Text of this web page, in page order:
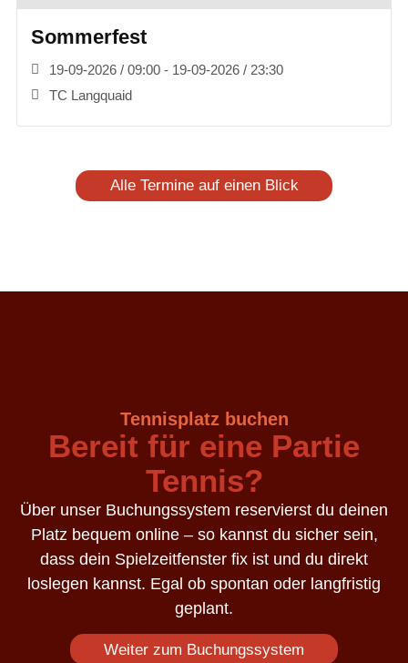
Sommerfest
19-09-2026 / 09:00 - 19-09-2026 / 23:30
TC Langquaid
Alle Termine auf einen Blick
Tennisplatz buchen
Bereit für eine Partie
Tennis?
Über unser Buchungssystem reservierst du deinen
Platz bequem online – so kannst du sicher sein,
dass dein Spielzeitfenster fix ist und du direkt
loslegen kannst. Egal ob spontan oder langfristig
geplant.
Weiter zum Buchungssystem